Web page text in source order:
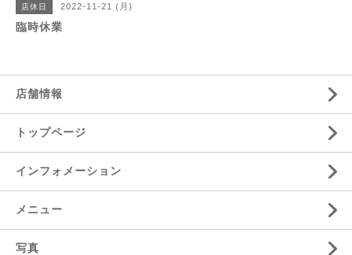
店休日 2022-11-21 (月)
臨時休業
店舗情報
トップページ
インフォメーション
メニュー
写真